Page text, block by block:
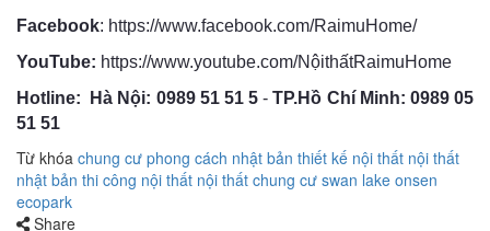
Facebook: https://www.facebook.com/RaimuHome/
YouTube: https://www.youtube.com/NộithấtRaimuHome
Hotline:
Hà Nội: 0989 51 51 5 -TP.Hồ Chí Minh: 0989 05
51 51
Từ khóa chung cư phong cách nhật bản thiết kế nội thất nội thất
nhật bản thi công nội thất nội thất chung cư swan lake onsen
ecopark
Share